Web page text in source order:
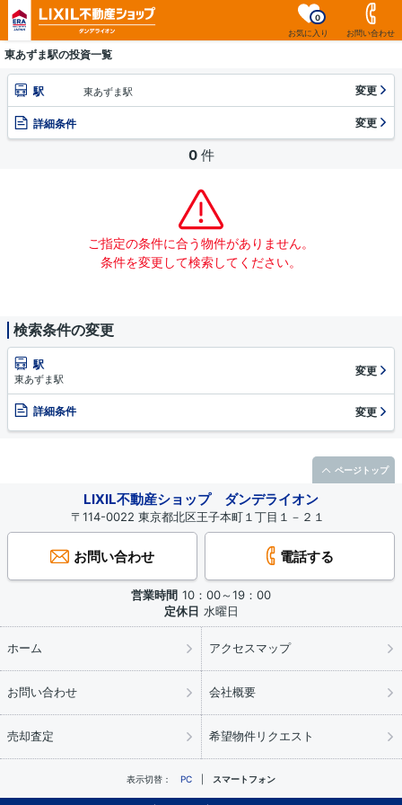
お気に入り
0
お問い合わせ
東あずま駅の投資一覧
駅 東あずま駅 変更
詳細条件 変更
0 件
ご指定の条件に合う物件がありません。
条件を変更して検索してください。
検索条件の変更
駅
東あずま駅
変更
詳細条件 変更
LIXIL不動産ショップ ダンデライオン
〒114-0022 東京都北区王子本町１丁目１－２１
お問い合わせ 電話する
営業時間 10：00～19：00
定休日 水曜日
ホーム アクセスマップ
お問い合わせ 会社概要
売却査定 希望物件リクエスト
表示切替： PC スマートフォン
ページトップ